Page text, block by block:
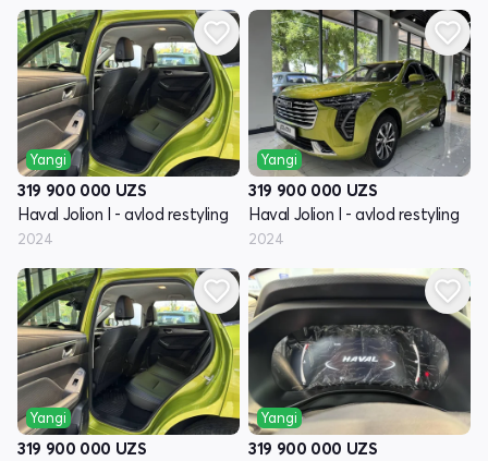
Yangi
319 900 000 UZS
Haval Jolion I - avlod restyling
2024
Yangi
319 900 000 UZS
Haval Jolion I - avlod restyling
2024
Yangi
319 900 000 UZS
Yangi
319 900 000 UZS